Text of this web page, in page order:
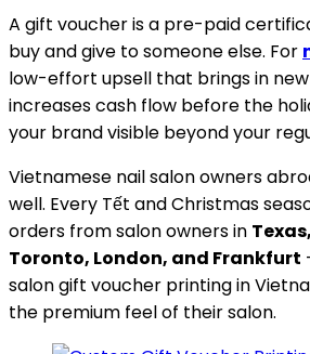
A gift voucher is a pre-paid
buy and give to someone else. For
low-effort upsell that brings in
increases cash flow before the
your brand visible beyond your
Vietnamese nail salon owners
well. Every Tết and Christmas
orders from salon owners in
Toronto, London, and Frankfurt
salon gift voucher printing in
the premium feel of their salon.